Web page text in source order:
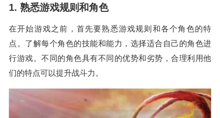
1. 熟悉游戏规则和角色
在开始游戏之前，首先要熟悉游戏规则和各个角色的特
点。了解每个角色的技能和能力，选择适合自己的角色进
行游戏。不同的角色具有不同的优势和劣势，合理利用他
们的特点可以提升战斗力。